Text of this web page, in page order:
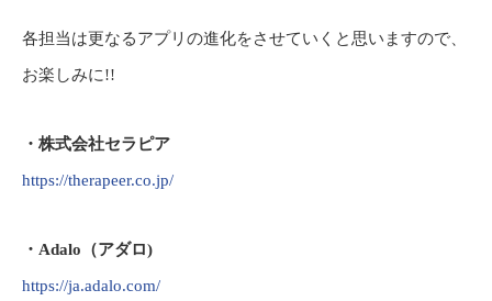
各担当は更なるアプリの進化をさせていくと思いますので、
お楽しみに!!
・株式会社セラピア
https://therapeer.co.jp/
・Adalo（アダロ)
https://ja.adalo.com/